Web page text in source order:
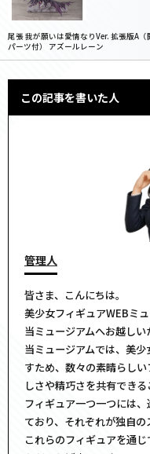
尾張 我が願いは愛情なりVer. 拡張版A（
パーツ付） アズールレーン
この記事を書いた人
管理人
皆さま、こんにちは。
美少女フィギュアWEBミ
当ミュージアムへお越しい
当ミュージアムでは、美
すため、数々の素晴らし
しさや精巧さを共有できる
フィギュア一つ一つには
ており、それぞれが独自の
これらのフィギュアを通